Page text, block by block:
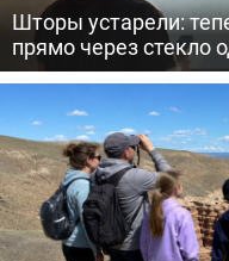
Шторы устарели:
прямо через стекло